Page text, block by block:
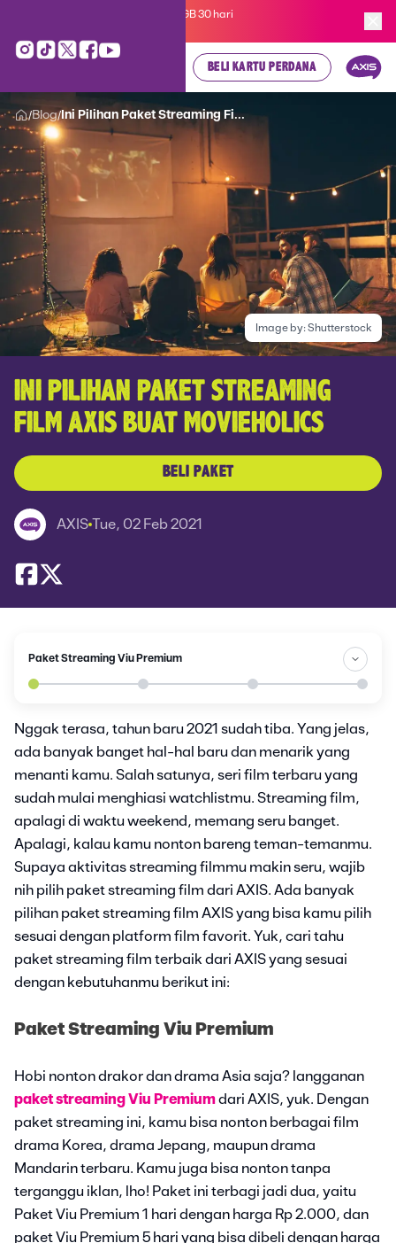
Kartu Perdana AXIS Suka-Suka 3GB 30 hari
BELI KARTU PERDANA
/Blog/Ini Pilihan Paket Streaming Fi...
Image by:Shutterstock
INI PILIHAN PAKET STREAMING
FILM AXIS BUAT MOVIEHOLICS
BELI PAKET
AXIS Tue, 02 Feb 2021
Paket Streaming Viu Premium
Nggak terasa, tahun baru 2021 sudah tiba. Yang jelas,
ada banyak banget hal-hal baru dan menarik yang
menanti kamu. Salah satunya, seri film terbaru yang
sudah mulai menghiasi watchlistmu. Streaming film,
apalagi di waktu weekend, memang seru banget.
Apalagi, kalau kamu nonton bareng teman-temanmu.
Supaya aktivitas streaming filmmu makin seru, wajib
nih pilih paket streaming film dari AXIS. Ada banyak
pilihan paket streaming film AXIS yang bisa kamu pilih
sesuai dengan platform film favorit. Yuk, cari tahu
paket streaming film terbaik dari AXIS yang sesuai
dengan kebutuhanmu berikut ini:
Paket Streaming Viu Premium
Hobi nonton drakor dan drama Asia saja? langganan
paket streaming Viu Premiumdari AXIS, yuk. Dengan
paket streaming ini, kamu bisa nonton berbagai film
drama Korea, drama Jepang, maupun drama
Mandarin terbaru. Kamu juga bisa nonton tanpa
terganggu iklan, lho! Paket ini terbagi jadi dua, yaitu
Paket Viu Premium 1 hari dengan harga Rp 2.000, dan
paket Viu Premium 5 hari yang bisa dibeli dengan harga